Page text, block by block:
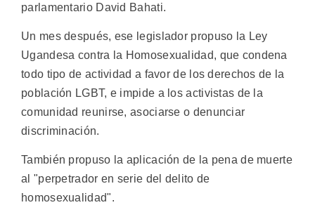
parlamentario David Bahati.
Un mes después, ese legislador propuso la Ley
Ugandesa contra la Homosexualidad, que condena
todo tipo de actividad a favor de los derechos de la
población LGBT, e impide a los activistas de la
comunidad reunirse, asociarse o denunciar
discriminación.
También propuso la aplicación de la pena de muerte
al "perpetrador en serie del delito de
homosexualidad".